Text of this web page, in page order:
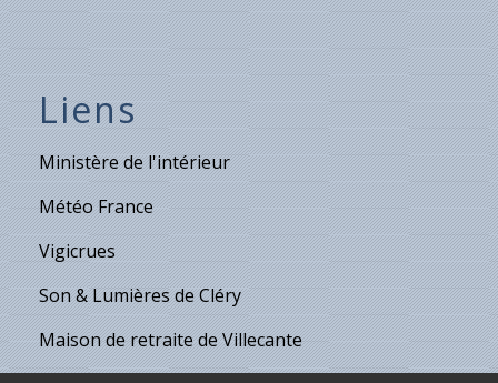
Liens
Ministère de l'intérieur
Météo France
Vigicrues
Son & Lumières de Cléry
Maison de retraite de Villecante